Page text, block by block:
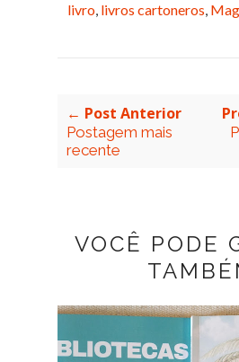
livro, livros cartoneros,
← Post Anterior
Postagem mais
recente
VOCÊ PODE